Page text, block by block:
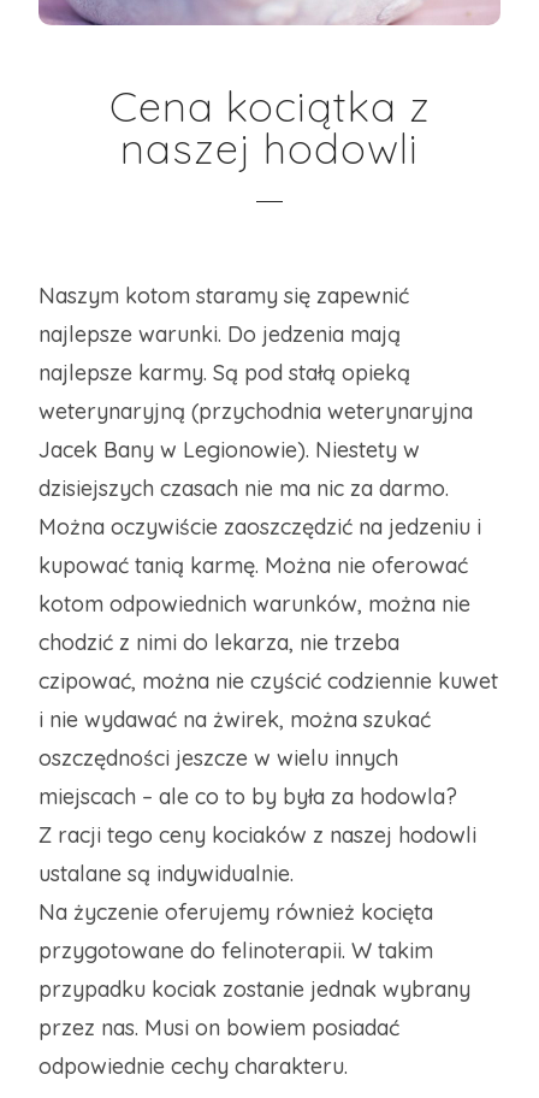
Cena kociątka z
naszej hodowli
Naszym kotom staramy się zapewnić
najlepsze warunki. Do jedzenia mają
najlepsze karmy. Są pod stałą opieką
weterynaryjną (przychodnia weterynaryjna
Jacek Bany w Legionowie). Niestety w
dzisiejszych czasach nie ma nic za darmo.
Można oczywiście zaoszczędzić na jedzeniu i
kupować tanią karmę. Można nie oferować
kotom odpowiednich warunków, można nie
chodzić z nimi do lekarza, nie trzeba
czipować, można nie czyścić codziennie kuwet
i nie wydawać na żwirek, można szukać
oszczędności jeszcze w wielu innych
miejscach – ale co to by była za hodowla?
Z racji tego ceny kociaków z naszej hodowli
ustalane są indywidualnie.
Na życzenie oferujemy również kocięta
przygotowane do felinoterapii. W takim
przypadku kociak zostanie jednak wybrany
przez nas. Musi on bowiem posiadać
odpowiednie cechy charakteru.